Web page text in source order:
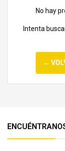
No hay
Intenta
←